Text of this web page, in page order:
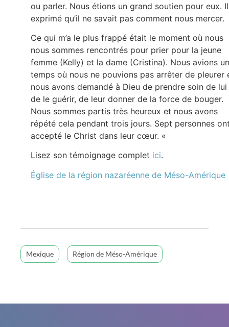
ou parler. Nous étions un grand soutien pour eux.
exprimé qu’il ne savait pas comment nous mercer.
Ce qui m’a le plus frappé était le moment où nous
nous sommes rencontrés pour prier pour la jeune
femme (Kelly) et la dame (Cristina). Nous avions un
temps où nous ne pouvions pas arrêter de pleurer
nous avons demandé à Dieu de prendre soin de
de le guérir, de leur donner de la force de bouger.
Nous sommes partis très heureux et nous avons
répété cela pendant trois jours. Sept personnes
accepté le Christ dans leur cœur. «
Lisez son témoignage complet ici.
Église de la région nazaréenne de Méso-Amérique
Mexique Région de Méso-Amérique